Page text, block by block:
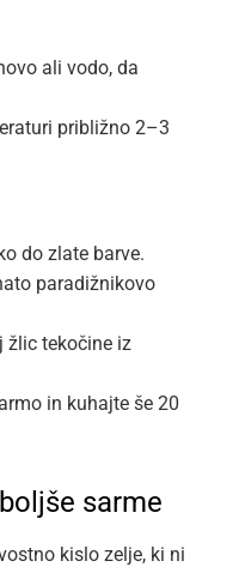
ali vodo, da
približno 2–3
do zlate barve.
paradižnikovo
žlic tekočine iz
in kuhajte še 20
sarme
kislo zelje, ki ni